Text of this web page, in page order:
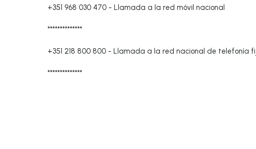
+351 968 030 470 - Llamada a la red móvil nacional
**************
+351 218 800 800 - Llamada a la red nacional de telefonía
**************